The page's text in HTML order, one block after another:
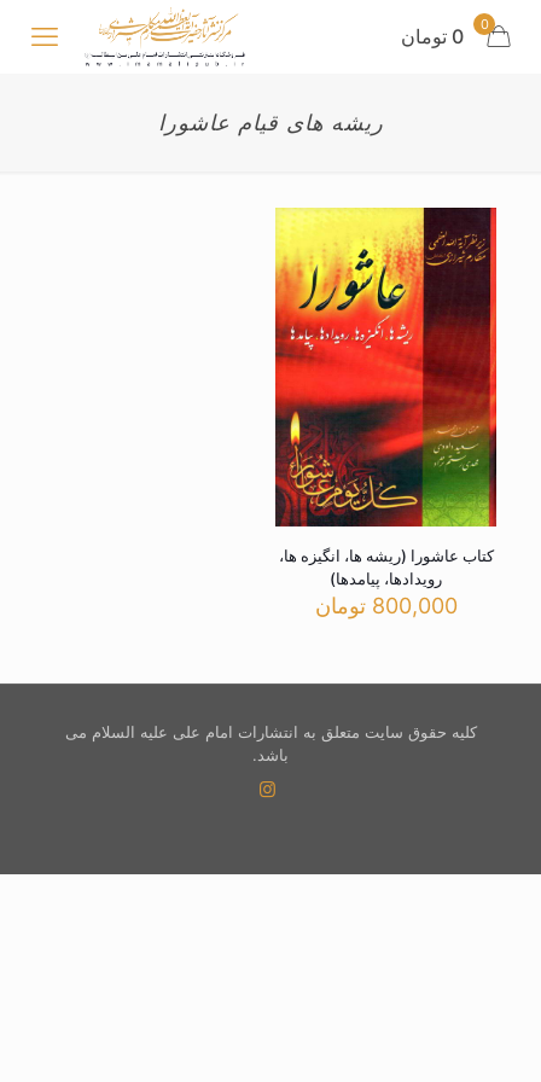
0 0 تومان
ریشه های قیام عاشورا
کتاب عاشورا (ریشه ها، انگیزه ها،
رویدادها، پیامدها)
800,000 تومان
کلیه حقوق سایت متعلق به انتشارات امام علی علیه السلام می
باشد.